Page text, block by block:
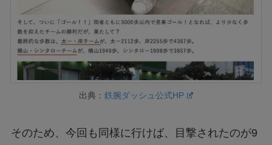
出典：鉄腕ダッシュ公式HP
そのため、今回も同様に行けば、目撃されたのが9